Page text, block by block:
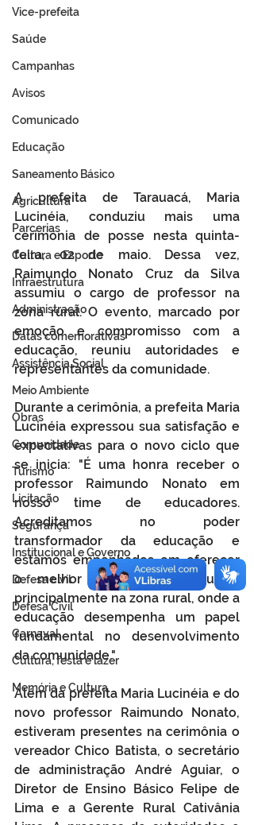
Vice-prefeita
Saúde
Campanhas
Avisos
Comunicado
Educação
Saneamento Básico
Agricultura
Parcerias
Cultura e Esporte
Infraestrutura
Administração
Datas comemorativas
Assistência Social
Meio Ambiente
Obras
Comunidade
Turismo
Licitação
Segurança
Institucional e Governo
Defesa cívil
Defesa Civil
Carnaval
Cultura, festa e lazer
Memória e Cultura
A prefeita de Tarauacá, Maria
Lucinéia, conduziu mais uma
cerimônia de posse nesta quinta-
feira, 02 de maio. Dessa vez,
Raimundo Nonato Cruz da Silva
assumiu o cargo de professor na
zona rural. O evento, marcado por
emoção e compromisso com a
educação, reuniu autoridades e
representantes da comunidade.
Durante a cerimônia, a prefeita Maria
Lucinéia expressou sua satisfação e
expectativas para o novo ciclo que
se inicia: "É uma honra receber o
professor Raimundo Nonato em
nosso time de educadores.
Acreditamos no poder
transformador da educação e
estamos empenhados em oferecer
o melhor para nossos alunos,
principalmente na zona rural, onde a
educação desempenha um papel
fundamental no desenvolvimento
da comunidade."
Além da prefeita Maria Lucinéia e do
novo professor Raimundo Nonato,
estiveram presentes na cerimônia o
vereador Chico Batista, o secretário
de administração André Aguiar, o
Diretor de Ensino Básico Felipe de
Lima e a Gerente Rural Cativânia